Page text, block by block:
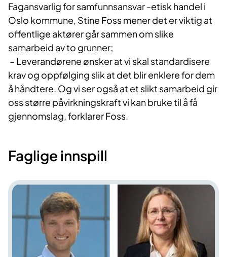
Fagansvarlig for samfunnsansvar -etisk handel i
Oslo kommune, Stine Foss mener det er viktig at
offentlige aktører går sammen om slike
samarbeid av to grunner;
– Leverandørene ønsker at vi skal standardisere
krav og oppfølging slik at det blir enklere for dem
å håndtere. Og vi ser også at et slikt samarbeid gir
oss større påvirkningskraft vi kan bruke til å få
gjennomslag, forklarer Foss.
Faglige innspill